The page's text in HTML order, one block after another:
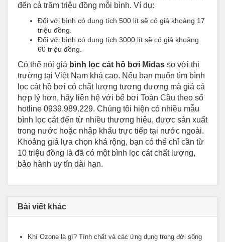
đến cả trăm triệu đồng mỗi bình. Ví dụ:
Đối với bình có dung tích 500 lít sẽ có giá khoảng 17
triệu đồng.
Đối với bình có dung tích 3000 lít sẽ có giá khoảng
60 triệu đồng.
Có thể nói giá bình lọc cát hồ bơi Midas so với thị
trường tại Việt Nam khá cao. Nếu bạn muốn tìm bình
lọc cát hồ bơi có chất lượng tương đương mà giá cả
hợp lý hơn, hãy liên hệ với bể bơi Toàn Cầu theo số
hotline 0939.989.229. Chúng tôi hiện có nhiều mẫu
bình lọc cát đến từ nhiều thương hiệu, được sản xuất
trong nước hoặc nhập khẩu trực tiếp tại nước ngoài.
Khoảng giá lựa chọn khá rộng, bạn có thể chỉ cần từ
10 triệu đồng là đã có một bình lọc cát chất lượng,
bảo hành uy tín dài hạn.
Bài viết khác
Khí Ozone là gì? Tính chất và các ứng dụng trong đời sống